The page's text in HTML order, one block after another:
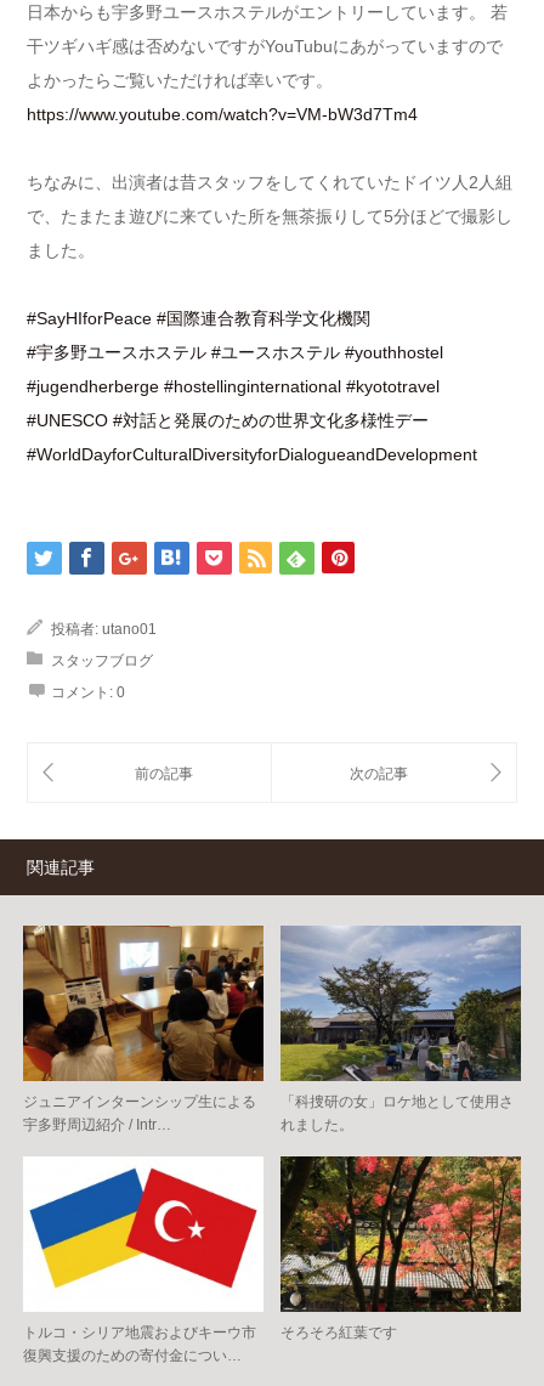
日本からも宇多野ユースホステルがエントリーしています。 若
干ツギハギ感は否めないですがYouTubuにあがっていますので
よかったらご覧いただければ幸いです。
https://www.youtube.com/watch?v=VM-bW3d7Tm4
ちなみに、出演者は昔スタッフをしてくれていたドイツ人2人組
で、たまたま遊びに来ていた所を無茶振りして5分ほどで撮影し
ました。
#SayHIforPeace #国際連合教育科学文化機関
#宇多野ユースホステル #ユースホステル #youthhostel
#jugendherberge #hostellinginternational #kyototravel
#UNESCO #対話と発展のための世界文化多様性デー
#WorldDayforCulturalDiversityforDialogueandDevelopment
投稿者: utano01
スタッフブログ
コメント: 0
関連記事
ジュニアインターンシップ生による
宇多野周辺紹介 / Intr…
「科捜研の女」ロケ地として使用さ
れました。
トルコ・シリア地震およびキーウ市
復興支援のための寄付金につい…
そろそろ紅葉です